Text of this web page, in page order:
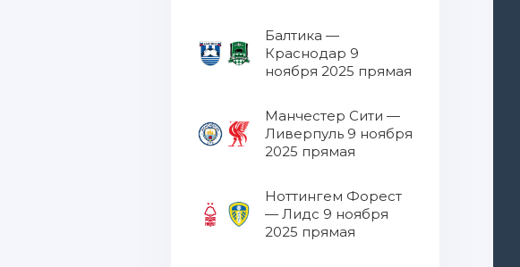
Балтика —
Краснодар 9
ноября 2025 прямая
Манчестер Сити —
Ливерпуль 9 ноября
2025 прямая
Ноттингем Форест
— Лидс 9 ноября
2025 прямая